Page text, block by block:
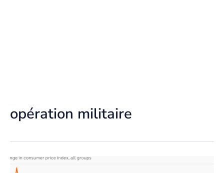
opération militaire